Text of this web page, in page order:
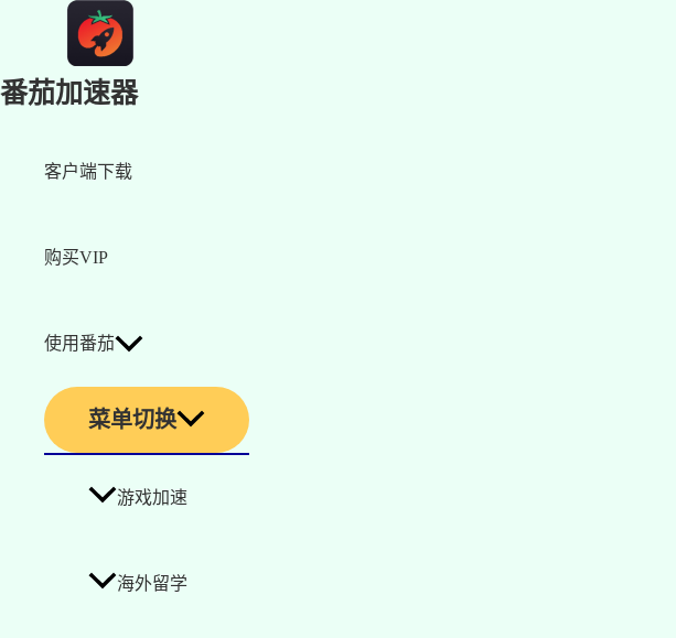
番茄加速器
客户端下载
购买VIP
使用番茄
菜单切换
游戏加速
海外留学